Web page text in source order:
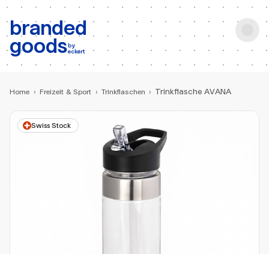
branded
goodsby
eckert
b: Produktsuche
Home › Freizeit & Sport › Trinkflaschen › Trinkflasche AVANA
Swiss Stock